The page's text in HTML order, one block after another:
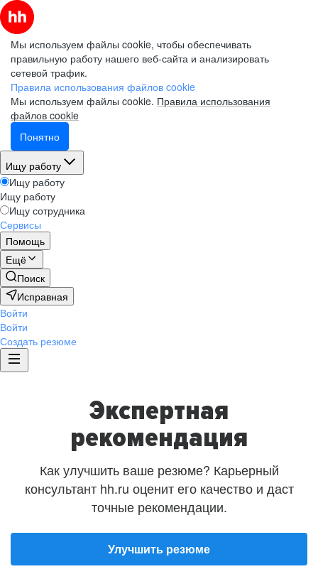
Мы используем файлы cookie, чтобы обеспечивать
правильную работу нашего веб-сайта и анализировать
сетевой трафик.
Правила использования файлов cookie
Мы используем файлы cookie. Правила использования
файлов cookie
Понятно
Ищу работу
Ищу работу
Ищу работу
Ищу сотрудника
Сервисы
Помощь
Ещё
Поиск
Исправная
Войти
Войти
Создать резюме
Экспертная
рекомендация
Как улучшить ваше резюме? Карьерный
консультант hh.ru оценит его качество и даст
точные рекомендации.
Улучшить резюме